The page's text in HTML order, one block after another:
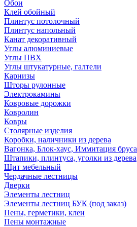
Обои
Клей обойный
Плинтус потолочный
Плинтус напольный
Канат декоративный
Углы алюминиевые
Углы ПВХ
Углы штукатурные, галтели
Карнизы
Шторы рулонные
Электрокамины
Ковровые дорожки
Ковролин
Ковры
Столярные изделия
Коробки, наличники из дерева
Вагонка, Блок-хаус, Иммитация бруса
Штапики, плинтуса, уголки из дерева
Щит мебельный
Чердачные лестницы
Дверки
Элементы лестниц
Элементы лестниц БУК (под заказ)
Пены, герметики, клеи
Пены монтажные